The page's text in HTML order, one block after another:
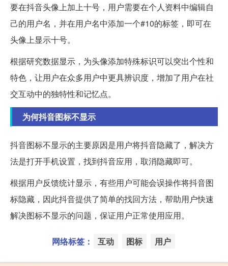
要在抖音头像上加上十号，用户需要在个人资料中编辑自
己的用户名，并在用户名中添加一个#10的标签，即可在
头像上显示十号。
根据研究数据显示，为头像添加特殊标识可以突出个性和
特色，让用户在众多用户中更具辨识度，增加了用户在社
交互动中的独特性和记忆点。
为何抖音图标不显示
抖音图标不显示的主要原因是用户将抖音隐藏了，解决方
法是打开手机设置，找到抖音应用，取消隐藏即可。
根据用户反馈统计显示，有些用户可能会误操作将抖音图
标隐藏，因此抖音提供了简单的找回方法，帮助用户快速
解决图标不显示的问题，保证用户正常使用应用。
网络标签： 互动 图标 用户